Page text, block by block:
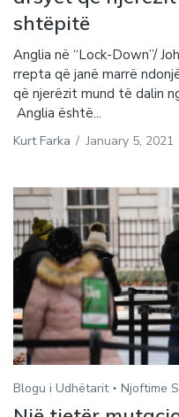
shtëpitë
Anglia në “Lock-Down”/
rrepta që janë marrë
që njerëzit mund të dalin
Anglia është...
Kurt Farka / January 5, 2021
Blogu i Udhëtarit Njoftime